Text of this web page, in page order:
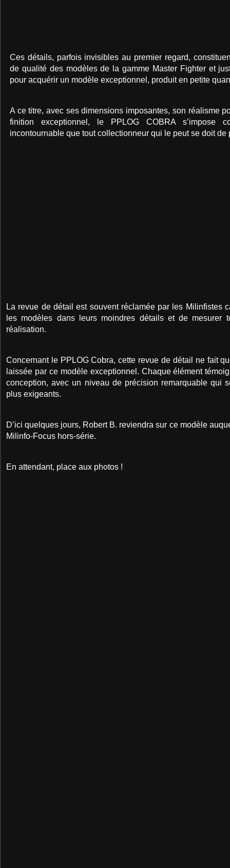
Ces détails, parfois invisibles au premier regard,
de qualité des modèles de la gamme Master Fighter et
pour acquérir un modèle exceptionnel, produit en petite
A ce titre, avec ses dimensions imposantes, son réalisme
finition exceptionnel, le PPLOG COBRA s’impose
incontournable que tout collectionneur qui le peut se doit de
La revue de détail est souvent réclamée par les Milinfistes
les modèles dans leurs moindres détails et de mesurer
réalisation.
Concernant le PPLOG Cobra, cette revue de détail ne fait
laissée par ce modèle exceptionnel. Chaque élément
conception, avec un niveau de précision remarquable qui
plus exigeants.
D’ici quelques jours, Robert B. reviendra sur ce modèle
Milinfo-Focus hors-série.
En attendant, place aux photos !